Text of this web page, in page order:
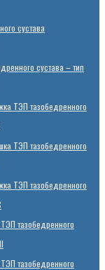
сустава
сустава – тип
ТЭП тазобедренного
ТЭП тазобедренного
ТЭП тазобедренного
тазобедренного
тазобедренного